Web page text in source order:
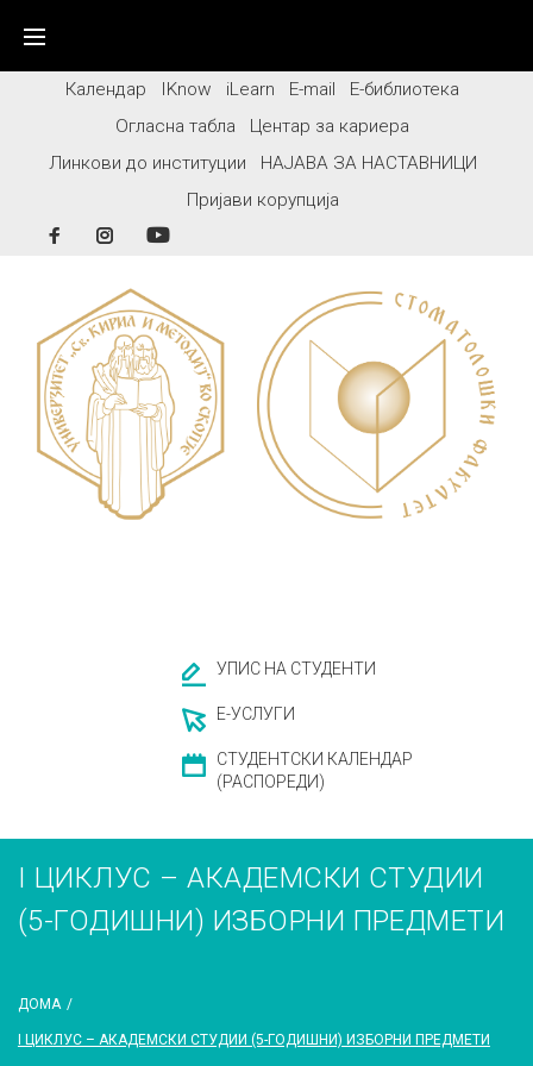
contentКалендар IKnow iLearn E-mail
Е-библиотека
Огласна табла
Центар за кариера
Линкови до институции
НАЈАВА ЗА НАСТАВНИЦИ
Пријави корупција
FacebookInstagram
УПИС НА СТУДЕНТИ
Е-УСЛУГИ
СТУДЕНТСКИ КАЛЕНДАР
(РАСПОРЕДИ)
I ЦИКЛУС – АКАДЕМСКИ СТУДИИ
(5-ГОДИШНИ) ИЗБОРНИ ПРЕДМЕТИ
ДОМА /
I ЦИКЛУС – АКАДЕМСКИ СТУДИИ (5-ГОДИШНИ) ИЗБОРНИ ПРЕДМЕТИ